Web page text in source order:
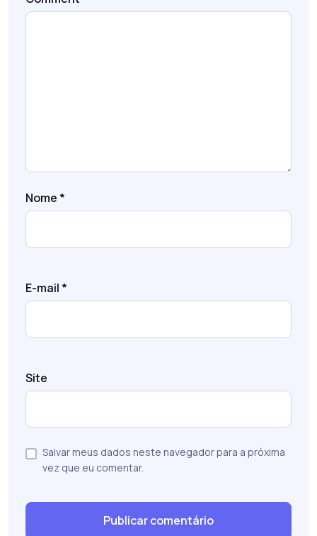
Nome *
E-mail *
Site
Salvar meus dados neste navegador para a próxima
vez que eu comentar.